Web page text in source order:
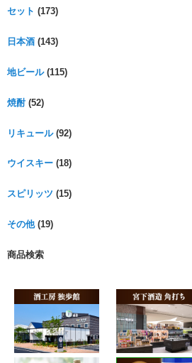
セット (173)
日本酒 (143)
地ビール(115)
焼酎(52)
リキュール(92)
ウイスキー (18)
スピリッツ (15)
その他(19)
商品検索